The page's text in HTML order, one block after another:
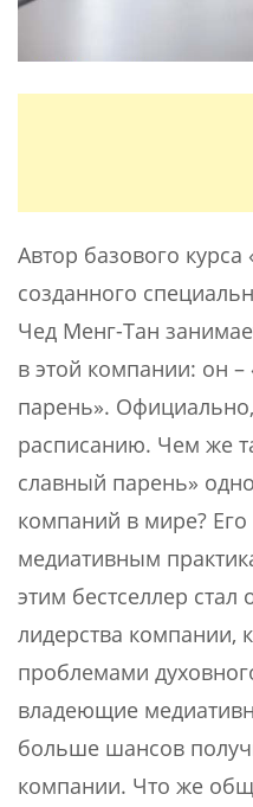
Автор базового курса
созданного
Чед Менг-Тан
в этой компании: он
парень».
расписанию. Чем же
славный парень»
компаний в мире?
медиативным
этим бестселлер стал
лидерства компании,
проблемами
владеющие
больше шансов
компании. Что же